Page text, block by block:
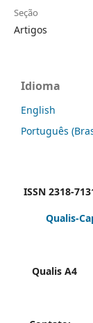
Seção
Artigos
Idioma
English
Português
ISSN 2318-
Qualis-
Qualis A4